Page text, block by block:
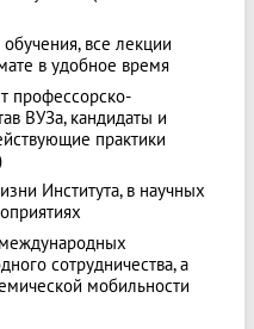
все лекции
в удобное время
профессорско-
ВУЗа, кандидаты и
практики
Института, в научных
сотрудничества, а
мобильности